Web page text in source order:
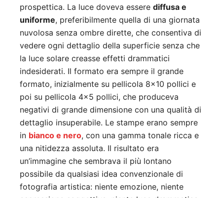
prospettica. La luce doveva essere diffusa e
uniforme, preferibilmente quella di una giornata
nuvolosa senza ombre dirette, che consentiva di
vedere ogni dettaglio della superficie senza che
la luce solare creasse effetti drammatici
indesiderati. Il formato era sempre il grande
formato, inizialmente su pellicola 8×10 pollici e
poi su pellicola 4×5 pollici, che produceva
negativi di grande dimensione con una qualità di
dettaglio insuperabile. Le stampe erano sempre
in bianco e nero, con una gamma tonale ricca e
una nitidezza assoluta. Il risultato era
un’immagine che sembrava il più lontano
possibile da qualsiasi idea convenzionale di
fotografia artistica: niente emozione, niente